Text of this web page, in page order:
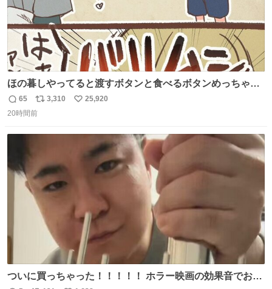
ほの暮しやってると渡すボタンと食べるボタンめっちゃ間
違えるんやけど
返
信
65
リ
ポ
3,310
い
25,920
20時間前
ついに買っちゃった！！！！！ ホラー映画の効果音でお馴